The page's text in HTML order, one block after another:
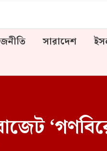
সারাদেশ
বাজেট